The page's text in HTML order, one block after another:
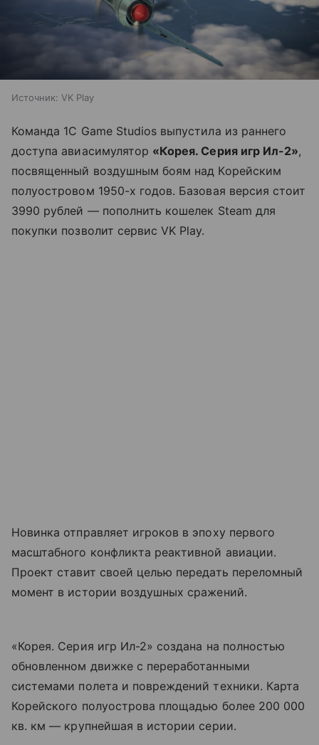
Источник: VK Play
Команда 1С Game Studios выпустила из раннего
доступа авиасимулятор «Корея. Серия игр Ил-2»,
посвященный воздушным боям над Корейским
полуостровом 1950-х годов. Базовая версия стоит
3990 рублей — пополнить кошелек Steam для
покупки позволит сервис VK Play.
Новинка отправляет игроков в эпоху первого
масштабного конфликта реактивной авиации.
Проект ставит своей целью передать переломный
момент в истории воздушных сражений.
«Корея. Серия игр Ил-2» создана на полностью
обновленном движке с переработанными
системами полета и повреждений техники. Карта
Корейского полуострова площадью более 200 000
кв. км — крупнейшая в истории серии.